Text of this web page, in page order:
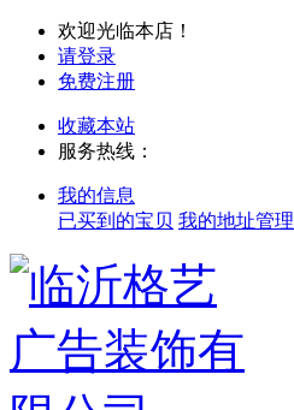
欢迎光临本店！
请登录
免费注册
收藏本站
服务热线：
我的信息
已买到的宝贝 我的地址管理